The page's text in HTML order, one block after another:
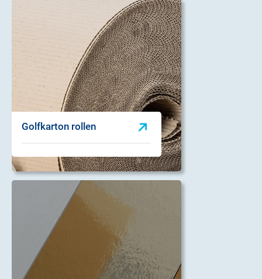
Golfkarton rollen